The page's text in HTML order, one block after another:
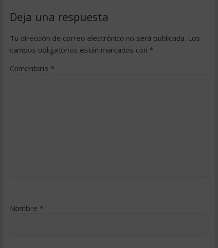
Deja una respuesta
Tu dirección de correo electrónico no será publicada. Los
campos obligatorios están marcados con *
Comentario *
Nombre *